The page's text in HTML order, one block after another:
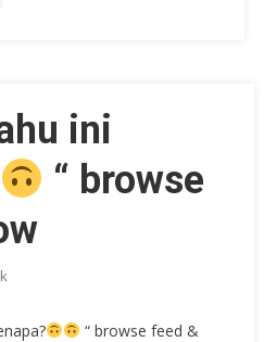
ini
“ browse
“ browse feed &